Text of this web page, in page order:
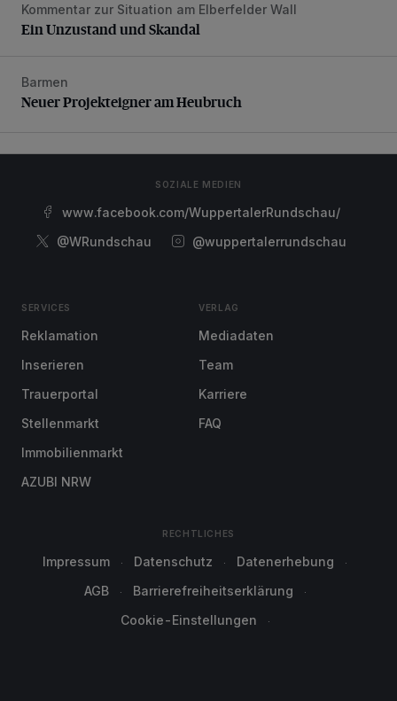
Ein Unzustand und Skandal
Kommentar zur Situation am Elberfelder Wall
Ein Unzustand und Skandal
Neuer Projekteigner am Heubruch
Barmen
Neuer Projekteigner am Heubruch
SOZIALE MEDIEN
www.facebook.com/WuppertalerRundschau/
@WRundschau
@wuppertalerrundschau
SERVICES
Reklamation
Inserieren
Trauerportal
Stellenmarkt
Immobilienmarkt
AZUBI NRW
VERLAG
Mediadaten
Team
Karriere
FAQ
RECHTLICHES
Impressum Datenschutz
Datenerhebung
AGB
Barrierefreiheitserklärung
Cookie-Einstellungen